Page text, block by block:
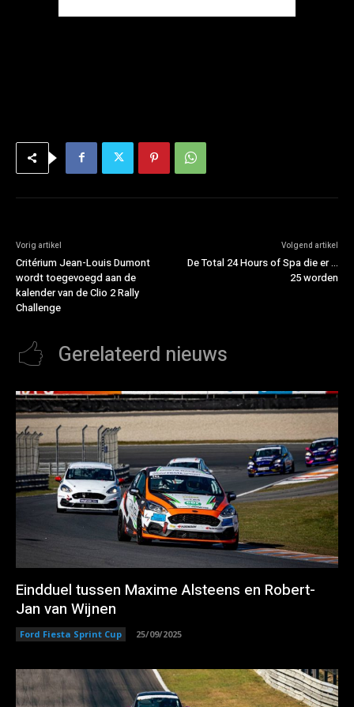
Vorig artikel
Critérium Jean-Louis Dumont
wordt toegevoegd aan de
kalender van de Clio 2 Rally
Challenge
Volgend artikel
De Total 24 Hours of Spa die er …
25 worden
Gerelateerd nieuws
Eindduel tussen Maxime Alsteens en Robert-
Jan van Wijnen
Ford Fiesta Sprint Cup 25/09/2025